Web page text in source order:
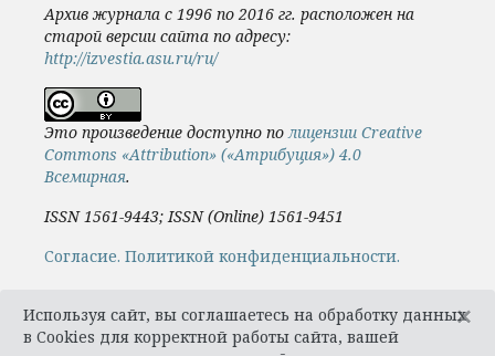
Архив журнала с 1996 по 2016 гг. расположен на
старой версии сайта по адресу:
http://izvestia.asu.ru/ru/
Это произведение доступно полицензии Creative
Commons «Attribution» («Атрибуция») 4.0
Всемирная.
ISSN 1561-9443; ISSN (Online) 1561-9451
Cогласие. Политикой конфиденциальности.
Используя сайт, вы соглашаетесь на обработку данных
в Cookies для корректной работы сайта, вашей
×